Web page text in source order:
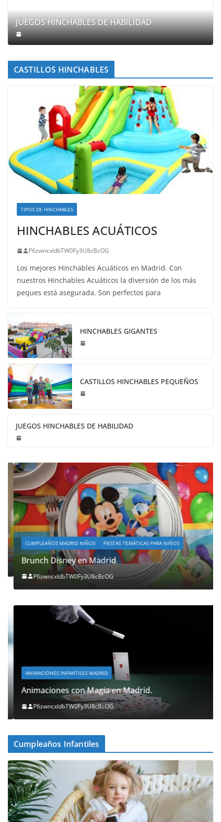
JUEGOS HINCHABLES DE HABILIDAD
CASTILLOS HINCHABLES
TIPOS DE HINCHABLES
HINCHABLES ACUÁTICOS
P6zwncxIdbTW0Fy3U8cBcOG
Los mejores Hinchables Acuáticos en Madrid. Con
nuestros Hinchables Acuáticos la diversión de los más
peques está asegurada. Son perfectos para
HINCHABLES GIGANTES
CASTILLOS HINCHABLES PEQUEÑOS
JUEGOS HINCHABLES DE HABILIDAD
CUMPLEAÑOS MADRID NIÑOS FIESTAS TEMÁTICAS PARA NIÑOS
Brunch Disney en Madrid
P6zwncxIdbTW0Fy3U8cBcOG
ANIMACIONES INFANTILES MADRID
Animaciones con Magia en Madrid.
P6zwncxIdbTW0Fy3U8cBcOG
Cumpleaños Infantiles